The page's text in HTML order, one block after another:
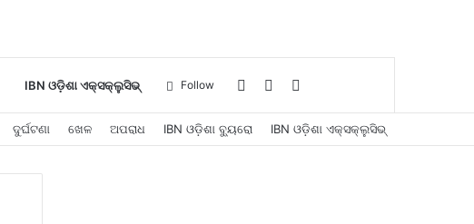
IBN ଓଡ଼ିଶା ଏକ୍ସକ୍ଲୁସିଭ୍
for
Sidebar
Log
In
Follow
ଦୁର୍ଘଟଣା ଖେଳ ଅପରାଧ IBN ଓଡ଼ିଶା ବ୍ୟୁରୋ IBN ଓଡ଼ିଶା ଏକ୍ସକ୍ଲୁସିଭ୍